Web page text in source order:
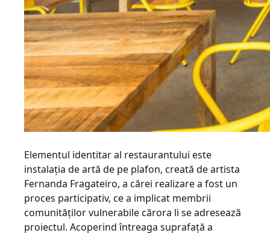
Elementul identitar al restaurantului este
instalația de artă de pe plafon, creată de artista
Fernanda Fragateiro, a cărei realizare a fost un
proces participativ, ce a implicat membrii
comunităților vulnerabile cărora li se adresează
proiectul. Acoperind întreaga suprafață a